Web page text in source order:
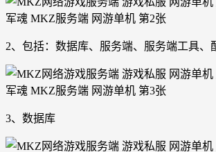
2、包括：数据库、服务端、服务端工具、
3、数据库